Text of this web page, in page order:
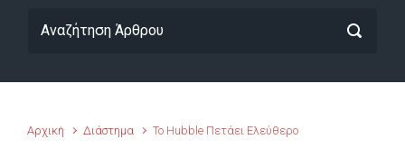
Αρχική Διάστημα Το Hubble Πετάει Ελεύθερο